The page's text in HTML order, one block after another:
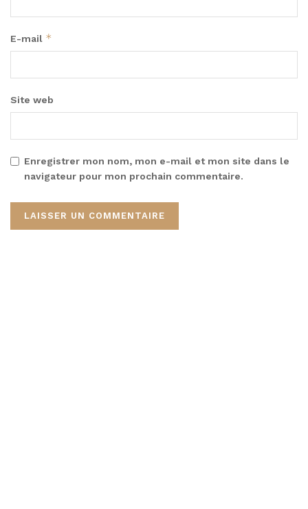
E-mail *
Site web
Enregistrer mon nom, mon e-mail et mon site dans le
navigateur pour mon prochain commentaire.